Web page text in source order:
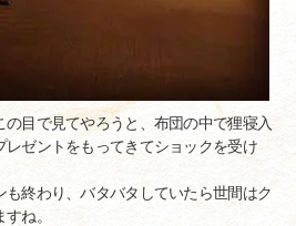
目で見てやろうと、布団の中で狸寝入
レゼントをもってきてショックを受け
終わり、バタバタしていたら世間はク
ね。